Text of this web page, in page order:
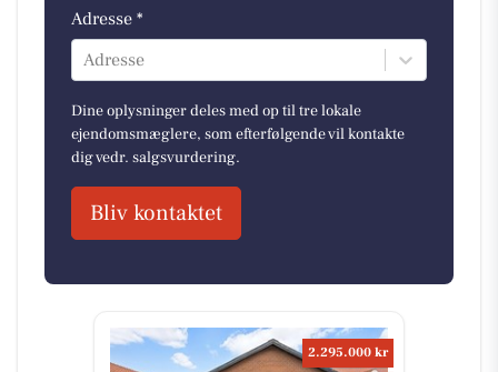
Adresse *
Adresse
Dine oplysninger deles med op til tre lokale
ejendomsmæglere, som efterfølgende vil kontakte
dig vedr. salgsvurdering.
Bliv kontaktet
2.295.000 kr